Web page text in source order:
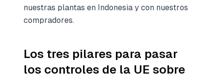
nuestras plantas en Indonesia y con nuestros
compradores.
Los tres pilares para pasar
los controles de la UE sobre